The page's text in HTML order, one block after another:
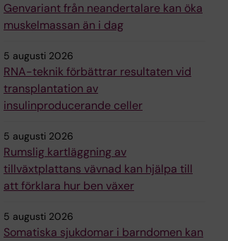
Genvariant från neandertalare kan öka
muskelmassan än i dag
5 augusti 2026
RNA-teknik förbättrar resultaten vid
transplantation av
insulinproducerande celler
5 augusti 2026
Rumslig kartläggning av
tillväxtplattans vävnad kan hjälpa till
att förklara hur ben växer
5 augusti 2026
Somatiska sjukdomar i barndomen kan